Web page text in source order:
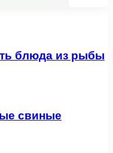
блюда из рыбы
свиные